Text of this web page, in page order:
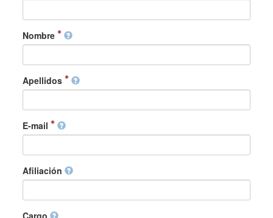
Nombre
Apellidos
E-mail
Afiliación
Cargo